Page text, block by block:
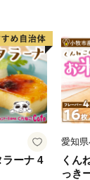
ーナ 4
愛知
くん
っき